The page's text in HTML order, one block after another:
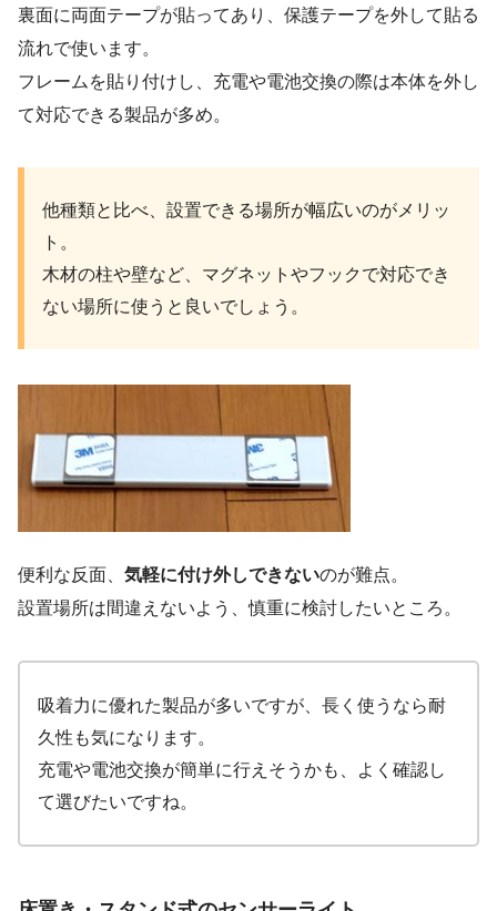
裏面に両面テープが貼ってあり、保護テープを外して貼る
流れで使います。
フレームを貼り付けし、充電や電池交換の際は本体を外し
て対応できる製品が多め。
他種類と比べ、設置できる場所が幅広いのがメリッ
ト。
木材の柱や壁など、マグネットやフックで対応でき
ない場所に使うと良いでしょう。
便利な反面、 気軽に付け外しできないのが難点。
設置場所は間違えないよう、慎重に検討したいところ。
吸着力に優れた製品が多いですが、長く使うなら耐
久性も気になります。
充電や電池交換が簡単に行えそうかも、よく確認し
て選びたいですね。